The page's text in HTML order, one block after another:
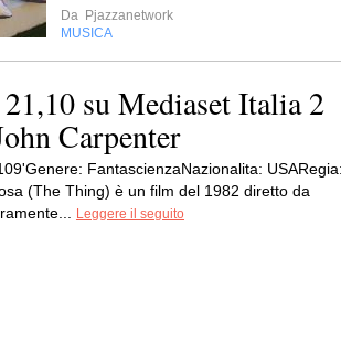
Da Pjazzanetwork
MUSICA
21,10 su Mediaset Italia 2
Carpenter
FantascienzaNazionalita:
(The Thing) è un film del 1982 diretto da
Leggere il seguito